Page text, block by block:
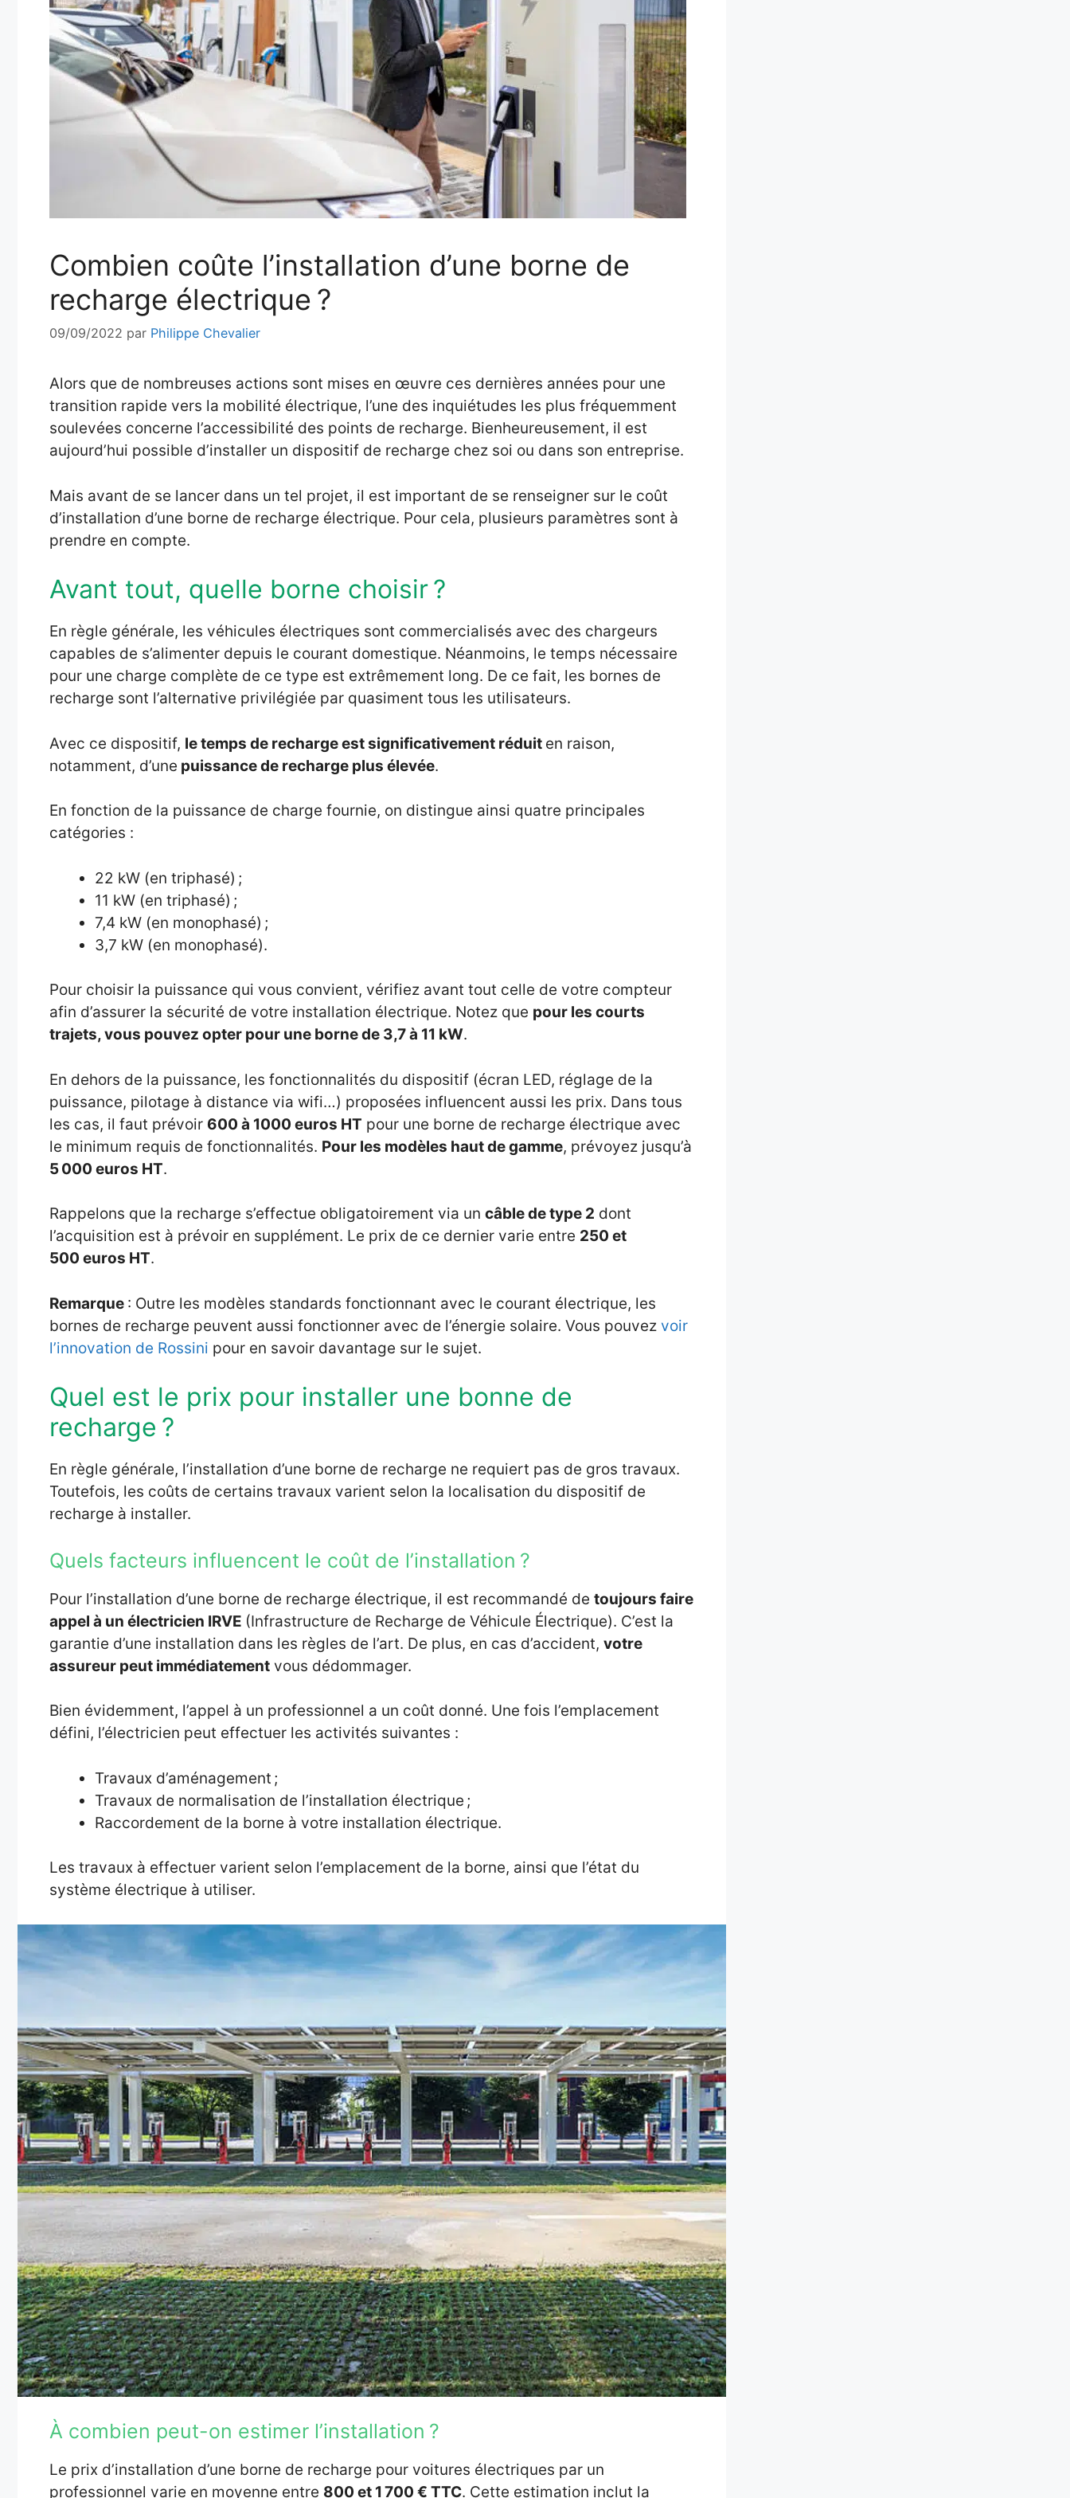
Combien coûte l’installation d’une borne de
recharge électrique ?
09/09/2022 par Philippe Chevalier
Alors que de nombreuses actions sont mises en œuvre ces dernières années pour une
transition rapide vers la mobilité électrique, l’une des inquiétudes les plus fréquemment
soulevées concerne l’accessibilité des points de recharge. Bienheureusement, il est
aujourd’hui possible d’installer un dispositif de recharge chez soi ou dans son entreprise.
Mais avant de se lancer dans un tel projet, il est important de se renseigner sur le coût
d’installation d’une borne de recharge électrique. Pour cela, plusieurs paramètres sont à
prendre en compte.
Avant tout, quelle borne choisir ?
En règle générale, les véhicules électriques sont commercialisés avec des chargeurs
capables de s’alimenter depuis le courant domestique. Néanmoins, le temps nécessaire
pour une charge complète de ce type est extrêmement long. De ce fait, les bornes de
recharge sont l’alternative privilégiée par quasiment tous les utilisateurs.
Avec ce dispositif, le temps de recharge est significativement réduit en raison,
notamment, d’une puissance de recharge plus élevée.
En fonction de la puissance de charge fournie, on distingue ainsi quatre principales
catégories :
22 kW (en triphasé) ;
11 kW (en triphasé) ;
7,4 kW (en monophasé) ;
3,7 kW (en monophasé).
Pour choisir la puissance qui vous convient, vérifiez avant tout celle de votre compteur
afin d’assurer la sécurité de votre installation électrique. Notez que pour les courts
trajets, vous pouvez opter pour une borne de 3,7 à 11 kW.
En dehors de la puissance, les fonctionnalités du dispositif (écran LED, réglage de la
puissance, pilotage à distance via wifi…) proposées influencent aussi les prix. Dans tous
les cas, il faut prévoir 600 à 1000 euros HT pour une borne de recharge électrique avec
le minimum requis de fonctionnalités. Pour les modèles haut de gamme, prévoyez jusqu’à
5000 euros HT.
Rappelons que la recharge s’effectue obligatoirement via un câble de type 2 dont
l’acquisition est à prévoir en supplément. Le prix de ce dernier varie entre 250 et
500 euros HT.
Remarque : Outre les modèles standards fonctionnant avec le courant électrique, les
bornes de recharge peuvent aussi fonctionner avec de l’énergie solaire. Vous pouvez voir
l’innovation de Rossini pour en savoir davantage sur le sujet.
Quel est le prix pour installer une bonne de
recharge ?
En règle générale, l’installation d’une borne de recharge ne requiert pas de gros travaux.
Toutefois, les coûts de certains travaux varient selon la localisation du dispositif de
recharge à installer.
Quels facteurs influencent le coût de l’installation ?
Pour l’installation d’une borne de recharge électrique, il est recommandé de toujours faire
appel à un électricien IRVE (Infrastructure de Recharge de Véhicule Électrique). C’est la
garantie d’une installation dans les règles de l’art. De plus, en cas d’accident, votre
assureur peut immédiatement vous dédommager.
Bien évidemment, l’appel à un professionnel a un coût donné. Une fois l’emplacement
défini, l’électricien peut effectuer les activités suivantes :
Travaux d’aménagement ;
Travaux de normalisation de l’installation électrique ;
Raccordement de la borne à votre installation électrique.
Les travaux à effectuer varient selon l’emplacement de la borne, ainsi que l’état du
système électrique à utiliser.
À combien peut-on estimer l’installation ?
Le prix d’installation d’une borne de recharge pour voitures électriques par un
professionnel varie en moyenne entre 800 et 1700 € TTC. Cette estimation inclut la